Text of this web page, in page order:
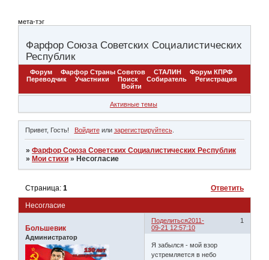
мета-тэг
Фарфор Союза Советских Социалистических
Республик
Форум Фарфор Страны Советов СТАЛИН
Форум КПРФ
Переводчик
Участники Поиск Собиратель
Регистрация
Войти
Активные темы
Привет, Гость! Войдитеили зарегистрируйтесь.
»Фарфор Союза Советских Социалистических Республик
» Мои стихи » Несогласие
Несогласие
Страница:1 Ответить
Поделиться 1
2011-
09-21 12:57:10
Большевик
Администратор
Я забылся - мой взор
устремляется в небо